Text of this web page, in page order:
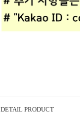
DETAIL PRODUCT